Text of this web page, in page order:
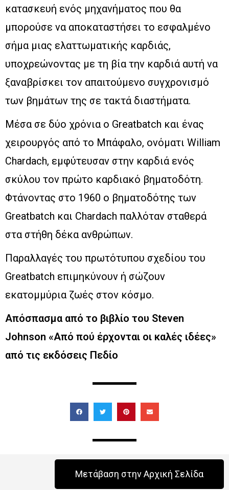
κατασκευή ενός μηχανήματος που θα
μπορούσε να αποκαταστήσει το εσφαλμένο
σήμα μιας ελαττωματικής καρδιάς,
υποχρεώνοντας με τη βία την καρδιά αυτή να
ξαναβρίσκει τον απαιτούμενο συγχρονισμό
των βημάτων της σε τακτά διαστήματα.
Μέσα σε δύο χρόνια ο Greatbatch και ένας
χειρουργός από το Μπάφαλο, ονόματι William
Chardach, εμφύτευσαν στην καρδιά ενός
σκύλου τον πρώτο καρδιακό βηματοδότη.
Φτάνοντας στο 1960 ο βηματοδότης των
Greatbatch και Chardach παλλόταν σταθερά
στα στήθη δέκα ανθρώπων.
Παραλλαγές του πρωτότυπου σχεδίου του
Greatbatch επιμηκύνουν ή σώζουν
εκατομμύρια ζωές στον κόσμο.
Απόσπασμα από το βιβλίο του Steven
Johnson «Από πού έρχονται οι καλές ιδέες»
από τις εκδόσεις Πεδίο
Μετάβαση στην Αρχική Σελίδα